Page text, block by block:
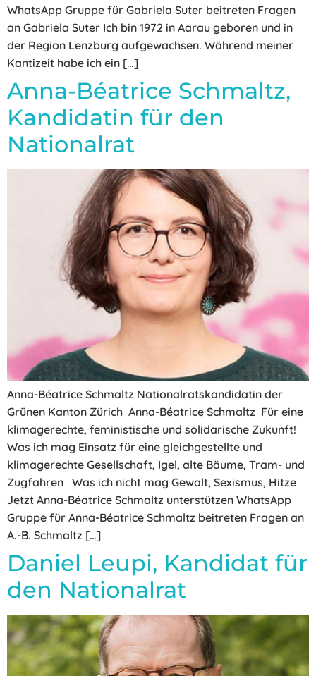
WhatsApp Gruppe für Gabriela Suter beitreten Fragen
an Gabriela Suter Ich bin 1972 in Aarau geboren und in
der Region Lenzburg aufgewachsen. Während meiner
Kantizeit habe ich ein […]
Anna-Béatrice Schmaltz,
Kandidatin für den
Nationalrat
Anna-Béatrice Schmaltz Nationalratskandidatin der
Grünen Kanton Zürich Anna-Béatrice Schmaltz Für eine
klimagerechte, feministische und solidarische Zukunft!
Was ich mag Einsatz für eine gleichgestellte und
klimagerechte Gesellschaft, Igel, alte Bäume, Tram- und
Zugfahren Was ich nicht mag Gewalt, Sexismus, Hitze
Jetzt Anna-Béatrice Schmaltz unterstützen WhatsApp
Gruppe für Anna-Béatrice Schmaltz beitreten Fragen an
A.-B. Schmaltz […]
Daniel Leupi, Kandidat für
den Nationalrat